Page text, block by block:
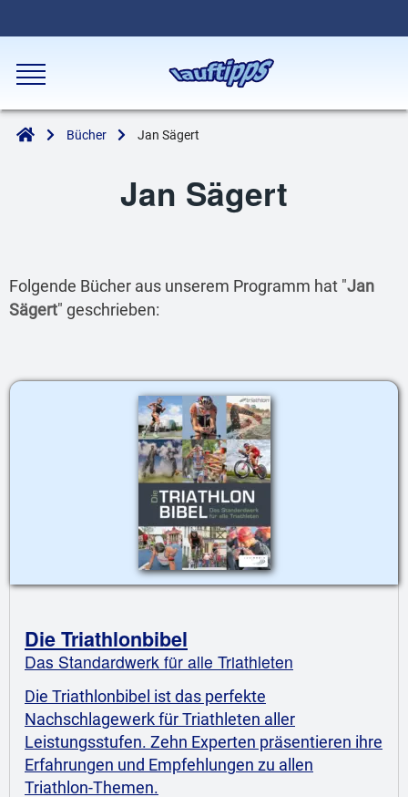
Bücher Jan Sägert
Jan Sägert
Folgende Bücher aus unserem Programm hat "Jan
Sägert" geschrieben:
Die Triathlonbibel
Das Standardwerk für alle Triathleten
Die Triathlonbibel ist das perfekte
Nachschlagewerk für Triathleten aller
Leistungsstufen. Zehn Experten präsentieren ihre
Erfahrungen und Empfehlungen zu allen
Triathlon-Themen.